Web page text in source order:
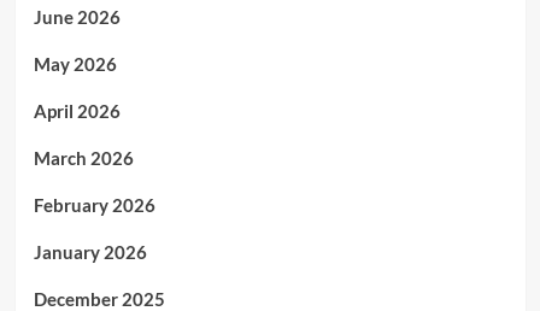
June 2026
May 2026
April 2026
March 2026
February 2026
January 2026
December 2025